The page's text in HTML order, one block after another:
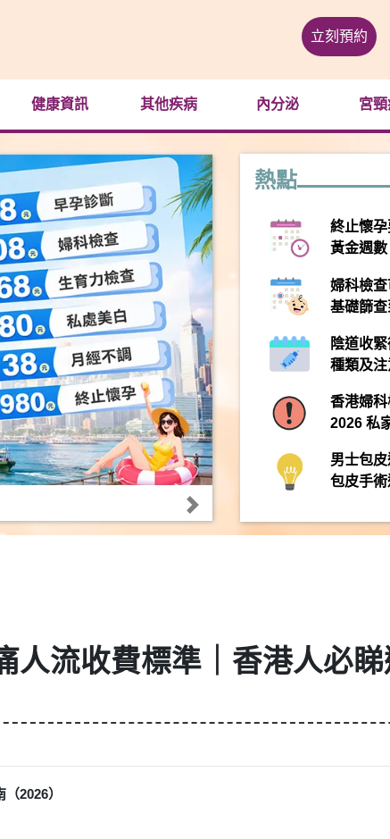
立刻預約
健康資訊 其他疾病 內分泌 宮
熱點
終止懷
黃金週
婦科檢
基礎篩
陰道收
種類及
香港婦
2026 私
男士包
包皮手
人流收費標準｜香港人必
2026）